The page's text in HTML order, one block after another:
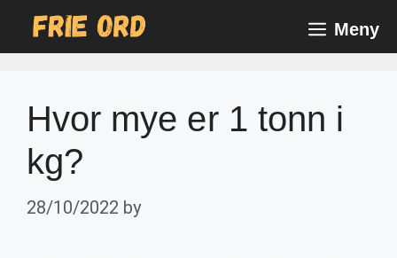
Meny
Hvor mye er 1 tonn i
kg?
28/10/2022 by